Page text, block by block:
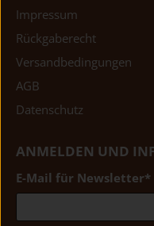
Impressum
Rückgaberecht
Versandbedingungen
AGB
Datenschutz
ANMELDEN UND
E-Mail für Newsletter*